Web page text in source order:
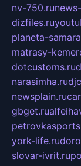
nv-750.ru
dizfiles.ru
planeta-
matrasy-
dotcustoms.ru
narasimha.ru
newsplain.ru
gbget.ru
york-life.ru
slovar-ivrit.ru